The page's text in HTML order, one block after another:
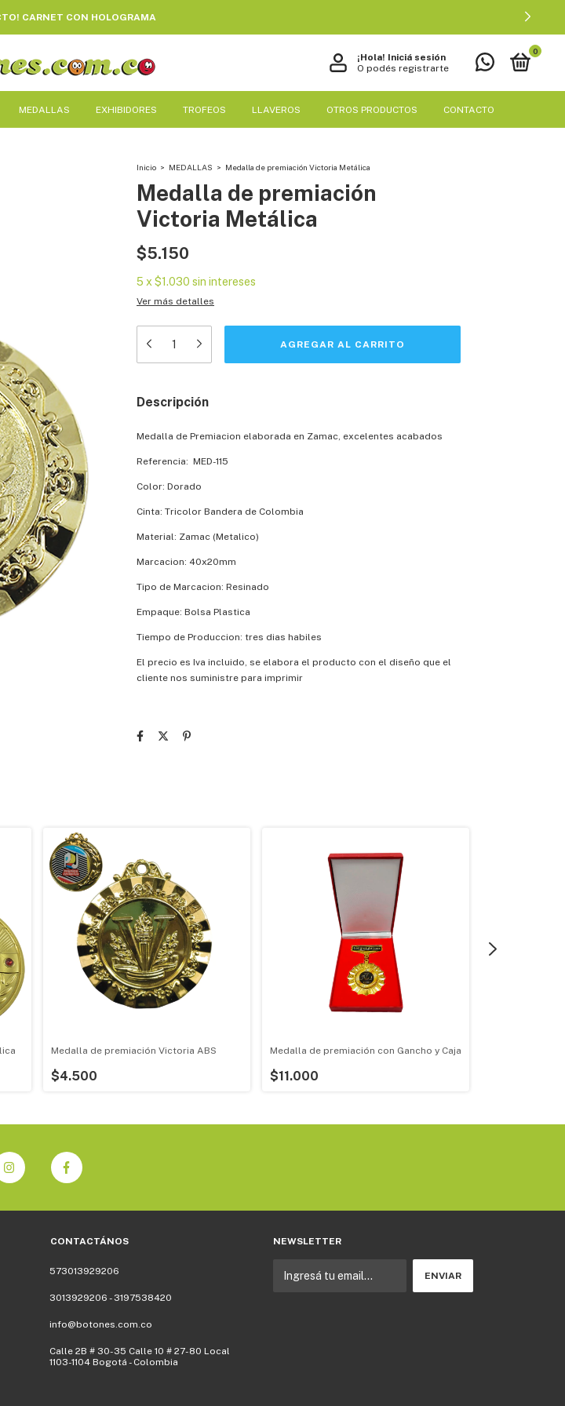
CARNET CON HOLOGRAMA
¡Hola! Iniciá sesión
O podés registrarte
0
MEDALLAS EXHIBIDORES TROFEOS LLAVEROS OTROS PRODUCTOS CONTACTO
Inicio > MEDALLAS > Medalla de premiación Victoria Metálica
Medalla de premiación
Victoria Metálica
$5.150
5 x $1.030 sin intereses
Ver más detalles
Descripción
Medalla de Premiacion elaborada en Zamac, excelentes acabados
Referencia: MED-115
Color: Dorado
Cinta: Tricolor Bandera de Colombia
Material: Zamac (Metalico)
Marcacion: 40x20mm
Tipo de Marcacion: Resinado
Empaque: Bolsa Plastica
Tiempo de Produccion: tres dias habiles
El precio es Iva incluido, se elabora el producto con el diseño que el
cliente nos suministre para imprimir
Medalla de premiación Victoria ABS
$4.500
Medalla de premiación con Gancho y Caja
$11.000
CONTACTÁNOS
573013929206
3013929206 - 3197538420
info@botones.com.co
Calle 2B # 30-35 Calle 10 # 27-80 Local
1103-1104 Bogotá - Colombia
NEWSLETTER